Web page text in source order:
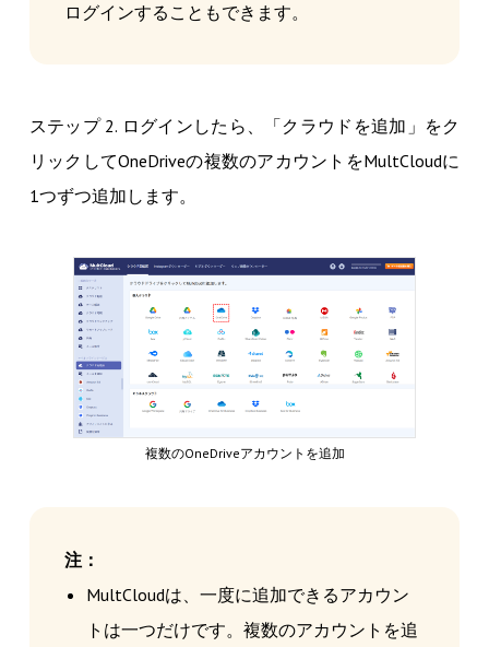
ログインすることもできます。
ステップ 2. ログインしたら、「クラウドを追加」をク
リックしてOneDriveの複数のアカウントをMultCloudに
1つずつ追加します。
複数のOneDriveアカウントを追加
注：
MultCloudは、一度に追加できるアカウン
トは一つだけです。複数のアカウントを追